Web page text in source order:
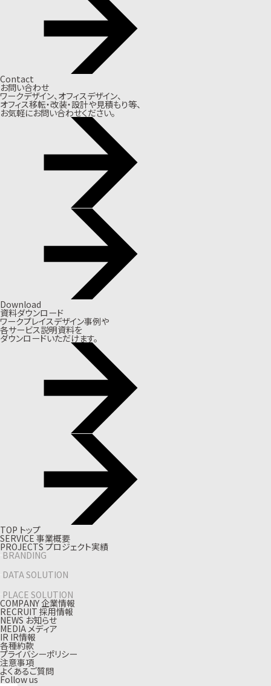
Contact
お問い合わせ
ワークデザイン、オフィスデザイン、
オフィス移転・改装・設計や見積もり等、
お気軽にお問い合わせください。
Download
資料ダウンロード
ワークプレイスデザイン事例や
各サービス説明資料を
ダウンロードいただけます。
TOP トップ
SERVICE 事業概要
PROJECTS プロジェクト実績
BRANDING
DATA SOLUTION
PLACE SOLUTION
COMPANY企業情報
RECRUIT 採用情報
NEWS お知らせ
MEDIA メディア
IR IR情報
各種約款
プライバシーポリシー
注意事項
よくあるご質問
Follow us